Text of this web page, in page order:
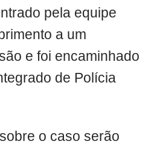
pela equipe
a um
e foi encaminhado
de Polícia
o caso serão